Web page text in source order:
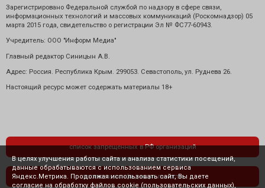
Зарегистрировано Федеральной службой по надзору в сфере связи,
информационных технологий и массовых коммуникаций (Роскомнадзор) 05
марта 2015 года, свидетельство о регистрации Эл № ФС77-60943.
Учредитель: ООО "Информ Медиа"
Главный редактор Синицын А.В.
Адрес: Россия. Республика Крым. 299053. Севастополь, ул. Руднева 26.
Настоящий ресурс может содержать материалы 18+
список запрещенных в РФ организаций
политика конфиденциальности
В целях улучшения работы сайта и анализа статистики посещений,
данные обрабатываются с использованием сервиса
Яндекс.Метрика. Продолжая использовать сайт, Вы даете
согласие на обработку файлов cookie (пользовательских данных),